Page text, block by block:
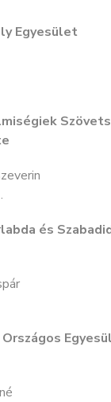
Egyesület
és